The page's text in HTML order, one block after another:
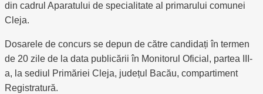
din cadrul Aparatului de specialitate al primarului comunei
Cleja.
Dosarele de concurs se depun de către candidați în termen
de 20 zile de la data publicării în Monitorul Oficial, partea III-
a, la sediul Primăriei Cleja, județul Bacău, compartiment
Registratură.